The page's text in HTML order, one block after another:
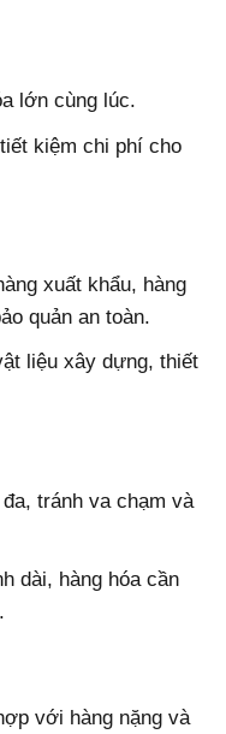
lớn cùng lúc.
kiệm chi phí cho
xuất khẩu, hàng
quản an toàn.
liệu xây dựng, thiết
tránh va chạm và
dài, hàng hóa cần
với hàng nặng và